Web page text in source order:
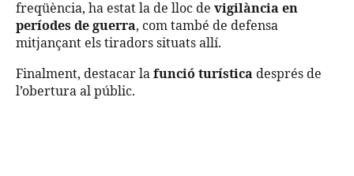
freqüència, ha estat la de lloc de vigilància en
períodes de guerra, com també de defensa
mitjançant els tiradors situats allí.
Finalment, destacar la funció turística després de
l’obertura al públic.